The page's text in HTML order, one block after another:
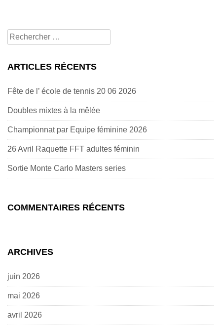
Rechercher
pour:
ARTICLES RÉCENTS
Fête de l’ école de tennis 20 06 2026
Doubles mixtes à la mêlée
Championnat par Equipe féminine 2026
26 Avril Raquette FFT adultes féminin
Sortie Monte Carlo Masters series
COMMENTAIRES RÉCENTS
ARCHIVES
juin 2026
mai 2026
avril 2026